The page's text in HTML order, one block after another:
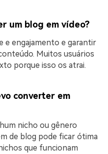
um blog em vídeo?
e engajamento e garantir
Muitos usuários
porque isso os atrai.
converter em
nicho ou gênero
de blog pode ficar ótima
que funcionam